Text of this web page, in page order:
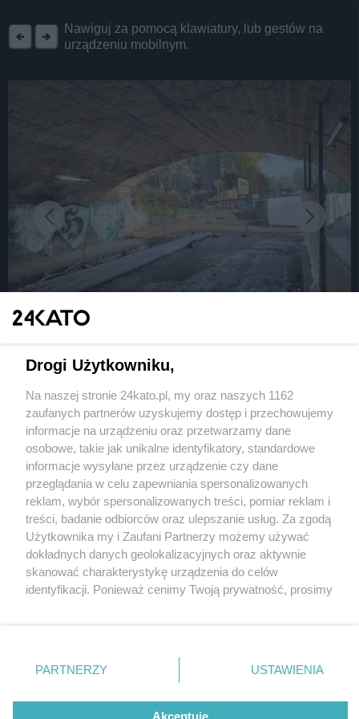
Nawiguj za pomocą klawiatury, lub gestów na
urządzeniu mobilnym.
PKP PLK odpowiada na pytania katowiczan o
kiedy zakończenie, czy będą prace w nocy, czemu
nie widać pracowników na budowie
6 / 7
Wiadukt Kłodnicka,
Katowice
Wydawca mediów lokalnych
Nie zapomnij
zapoznać się z:
polityką prywatności regulamin korzystania z portali
Twojemiasto
Piekary Śląskie
Chorzów
Tarnowskie Góry
Gliwice
Skontakuj sięz nami
Kontakt
Wydawca
Redakcja
Drogi Użytkowniku,
Na naszej stronie 24kato.pl, my oraz naszych 1162
zaufanych partnerów uzyskujemy dostęp i przechowujemy
informacje na urządzeniu oraz przetwarzamy dane
osobowe, takie jak unikalne identyfikatory, standardowe
informacje wysyłane przez urządzenie czy dane
przeglądania w celu zapewniania spersonalizowanych
reklam, wybór spersonalizowanych treści, pomiar reklam i
treści, badanie odbiorców oraz ulepszanie usług. Za zgodą
Użytkownika my i Zaufani Partnerzy możemy używać
dokładnych danych geolokalizacyjnych oraz aktywnie
skanować charakterystykę urządzenia do celów
identyfikacji. Ponieważ cenimy Twoją prywatność, prosimy
prywatności znajdujący się w lewym dolnym rogu strony
. Niektóre rodzaje przetwarzania danych nie wymagają
zgody użytkownika, ale masz prawo sprzeciwić się
takiemu przetwarzaniu. Preferencje będą miały
PARTNERZY USTAWIENIA
Akceptuję